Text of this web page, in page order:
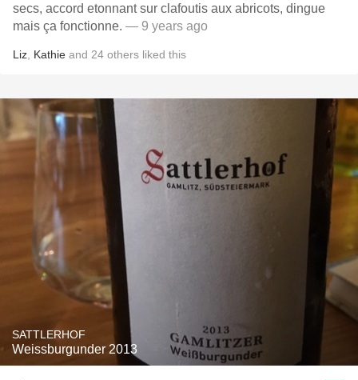
secs, accord etonnant sur clafoutis aux abricots, dingue
mais ça fonctionne. — 9 years ago
Liz Kathie and 24 others liked this
SATTLERHOF
Weissburgunder 2013